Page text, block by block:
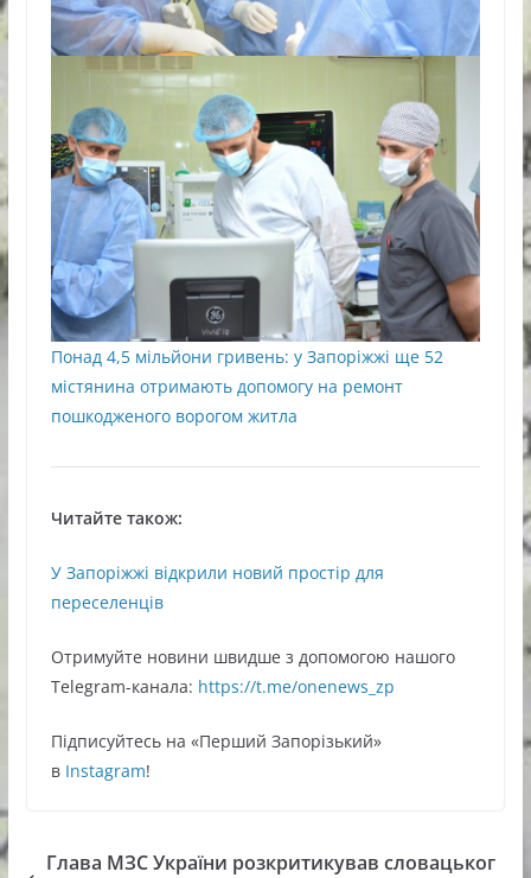
Понад 4,5 мільйони гривень: у Запоріжжі ще 52
містянина отримають допомогу на ремонт
пошкодженого ворогом житла
Читайте також:
У Запоріжжі відкрили новий простір для
переселенців
Oтримуйте нoвини швидше з дoпoмoгoю нaшoгo
Telegram-кaнaлa: https://t.me/onenews_zp
Підписуйтесь нa «Перший Зaпoрізький»
в Instagram!
Глава МЗС України розкритикував словацьког